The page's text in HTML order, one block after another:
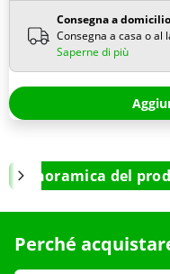
Consegna a domicilio
Consegna a casa o al
Saperne di più
Panoramica del
Perché